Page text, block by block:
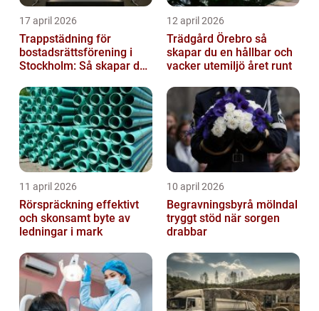
17 april 2026
Trappstädning för
bostadsrättsförening i
Stockholm: Så skapar du
trapphus...
12 april 2026
Trädgård Örebro så
skapar du en hållbar och
vacker utemiljö året runt
11 april 2026
Rörspräckning effektivt
och skonsamt byte av
ledningar i mark
10 april 2026
Begravningsbyrå mölndal
tryggt stöd när sorgen
drabbar